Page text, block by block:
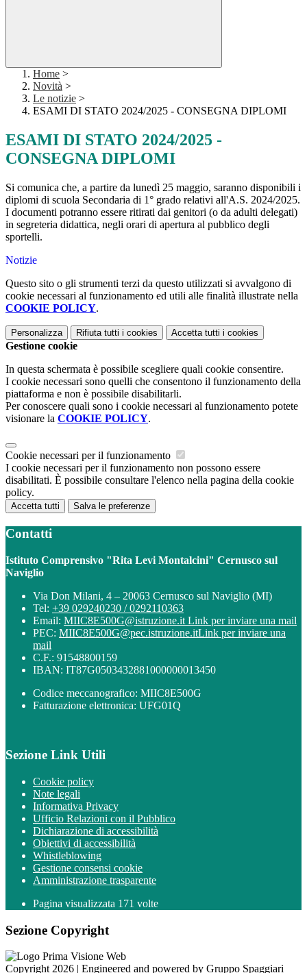
Home >
Novità >
Le notizie >
ESAMI DI STATO 2024/2025 - CONSEGNA DIPLOMI
ESAMI DI STATO 2024/2025 -
CONSEGNA DIPLOMI
Si comunica che, a partire da lunedì 25 maggio, saranno disponibili i
diplomi di scuola Secondaria di 1° grado relativi all'A.S. 2024/2025.
I documenti potranno essere ritirati dai genitori (o da adulti delegati)
in segreteria didattica, negli orari di apertura al pubblico degli
sportelli.
Notizie
Questo sito o gli strumenti terzi da questo utilizzati si avvalgono di
cookie necessari al funzionamento ed utili alle finalità illustrate nella
COOKIE POLICY.
Personalizza Rifiuta tutti i cookies Accetta tutti i cookies
Gestione cookie
In questa schermata è possibile scegliere quali cookie consentire.
I cookie necessari sono quelli che consentono il funzionamento della
piattaforma e non è possibile disabilitarli.
Per conoscere quali sono i cookie necessari al funzionamento potete
visionare la COOKIE POLICY.
Cookie necessari per il funzionamento
I cookie necessari per il funzionamento non possono essere
disabilitati. È possibile consultare l'elenco nella pagina della cookie
policy.
Accetta tutti Salva le preferenze
Contatti
Istituto Comprensivo "Rita Levi Montalcini" Cernusco sul
Naviglio
Via Don Milani, 4 – 20063 Cernusco sul Naviglio (MI)
Tel: +39 029240230 / 0292110363
Email: MIIC8E500G@istruzione.it Link per inviare una mail
PEC: MIIC8E500G@pec.istruzione.itLink per inviare una
mail
C.F.: 91548800159
IBAN: IT87G0503432881000000013450
Codice meccanografico: MIIC8E500G
Fatturazione elettronica: UFG01Q
Sezione Link Utili
Cookie policy
Note legali
Informativa Privacy
Ufficio Relazioni con il Pubblico
Dichiarazione di accessibilità
Obiettivi di accessibilità
Whistleblowing
Gestione consensi cookie
Amministrazione trasparente
Pagina visualizzata 171 volte
Sezione Copyright
Copyright 2026 | Engineered and powered by Gruppo Spaggiari